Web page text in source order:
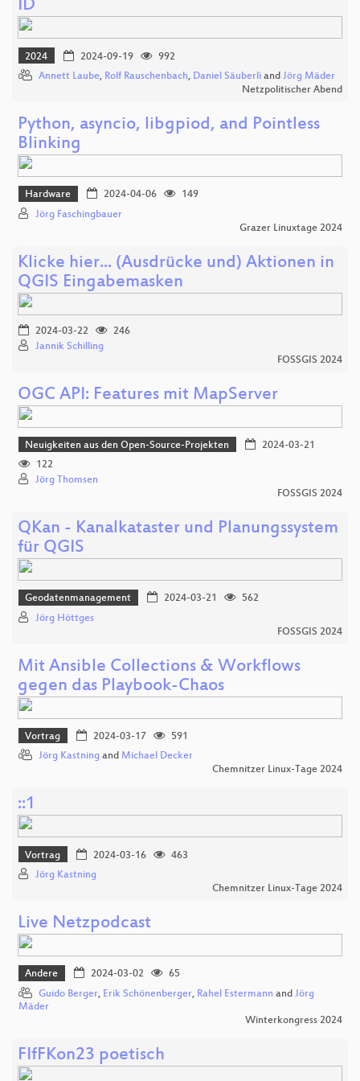
ID
2024 2024-09-19
992
Annett Laube, Rolf Rauschenbach, Daniel Säuberli and Jörg Mäder
Netzpolitischer Abend
Python, asyncio, libgpiod, and Pointless
Blinking
Hardware 2024-04-06
149
Jörg Faschingbauer
Grazer Linuxtage 2024
Klicke hier... (Ausdrücke und) Aktionen in
QGIS Eingabemasken
2024-03-22
246
Jannik Schilling
FOSSGIS 2024
OGC API: Features mit MapServer
Neuigkeiten aus den Open-Source-Projekten
2024-03-21
122
Jörg Thomsen
FOSSGIS 2024
QKan - Kanalkataster und Planungssystem
für QGIS
Geodatenmanagement 2024-03-21
562
Jörg Höttges
FOSSGIS 2024
Mit Ansible Collections & Workflows
gegen das Playbook-Chaos
Vortrag 2024-03-17
591
Jörg Kastning and Michael Decker
Chemnitzer Linux-Tage 2024
::1
Vortrag 2024-03-16
463
Jörg Kastning
Chemnitzer Linux-Tage 2024
Live Netzpodcast
Andere 2024-03-02
65
Guido Berger, Erik Schönenberger, Rahel Estermann and Jörg
Mäder
Winterkongress 2024
FIfFKon23 poetisch